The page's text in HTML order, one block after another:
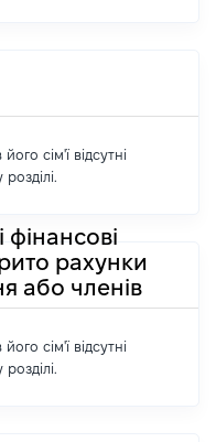
сім'ї відсутні
фінансові
рахунки
або членів
сім'ї відсутні